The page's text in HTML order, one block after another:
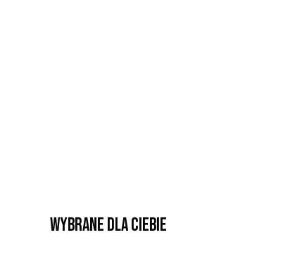
Wybrane dla Ciebie